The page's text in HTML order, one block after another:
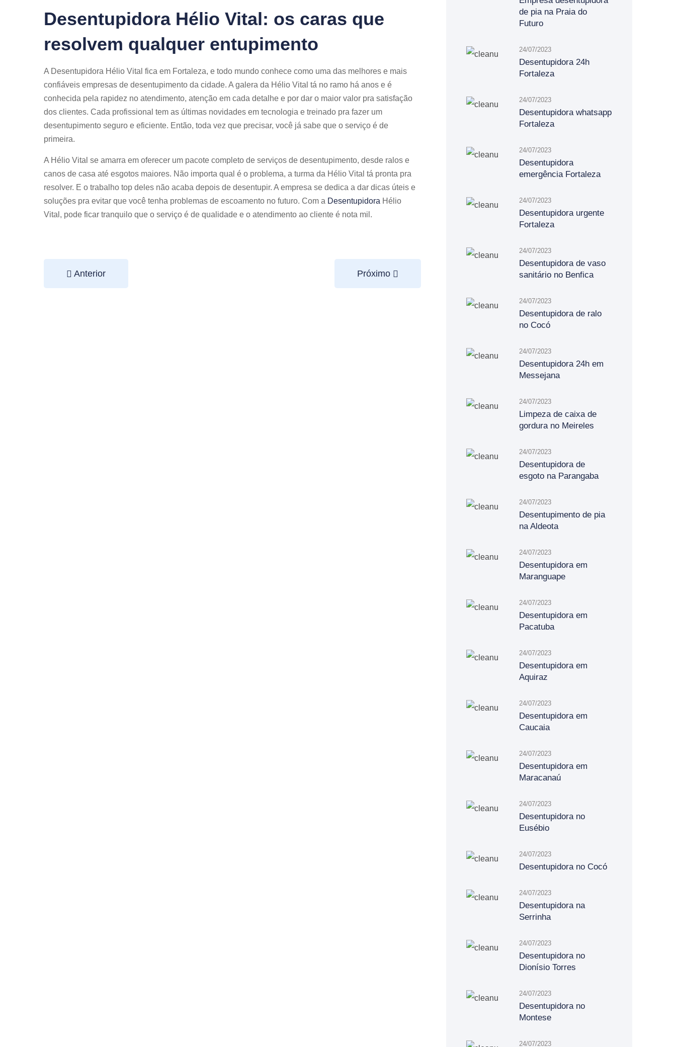
Desentupidora Hélio Vital: os caras que
resolvem qualquer entupimento
A Desentupidora Hélio Vital fica em Fortaleza, e todo mundo conhece como uma das melhores e mais
confiáveis empresas de desentupimento da cidade. A galera da Hélio Vital tá no ramo há anos e é
conhecida pela rapidez no atendimento, atenção em cada detalhe e por dar o maior valor pra satisfação
dos clientes. Cada profissional tem as últimas novidades em tecnologia e treinado pra fazer um
desentupimento seguro e eficiente. Então, toda vez que precisar, você já sabe que o serviço é de
primeira.
A Hélio Vital se amarra em oferecer um pacote completo de serviços de desentupimento, desde ralos e
canos de casa até esgotos maiores. Não importa qual é o problema, a turma da Hélio Vital tá pronta pra
resolver. E o trabalho top deles não acaba depois de desentupir. A empresa se dedica a dar dicas úteis e
soluções pra evitar que você tenha problemas de escoamento no futuro. Com a Desentupidora Hélio
Vital, pode ficar tranquilo que o serviço é de qualidade e o atendimento ao cliente é nota mil.
Anterior Próximo
de pia na Praia do
Futuro
24/07/2023
Desentupidora 24h
Fortaleza
24/07/2023
Desentupidora whatsapp
Fortaleza
24/07/2023
Desentupidora
emergência Fortaleza
24/07/2023
Desentupidora urgente
Fortaleza
24/07/2023
Desentupidora de vaso
sanitário no Benfica
24/07/2023
Desentupidora de ralo
no Cocó
24/07/2023
Desentupidora 24h em
Messejana
24/07/2023
Limpeza de caixa de
gordura no Meireles
24/07/2023
Desentupidora de
esgoto na Parangaba
24/07/2023
Desentupimento de pia
na Aldeota
24/07/2023
Desentupidora em
Maranguape
24/07/2023
Desentupidora em
Pacatuba
24/07/2023
Desentupidora em
Aquiraz
24/07/2023
Desentupidora em
Caucaia
24/07/2023
Desentupidora em
Maracanaú
24/07/2023
Desentupidora no
Eusébio
24/07/2023
Desentupidora no Cocó
24/07/2023
Desentupidora na
Serrinha
24/07/2023
Desentupidora no
Dionísio Torres
24/07/2023
Desentupidora no
Montese
24/07/2023